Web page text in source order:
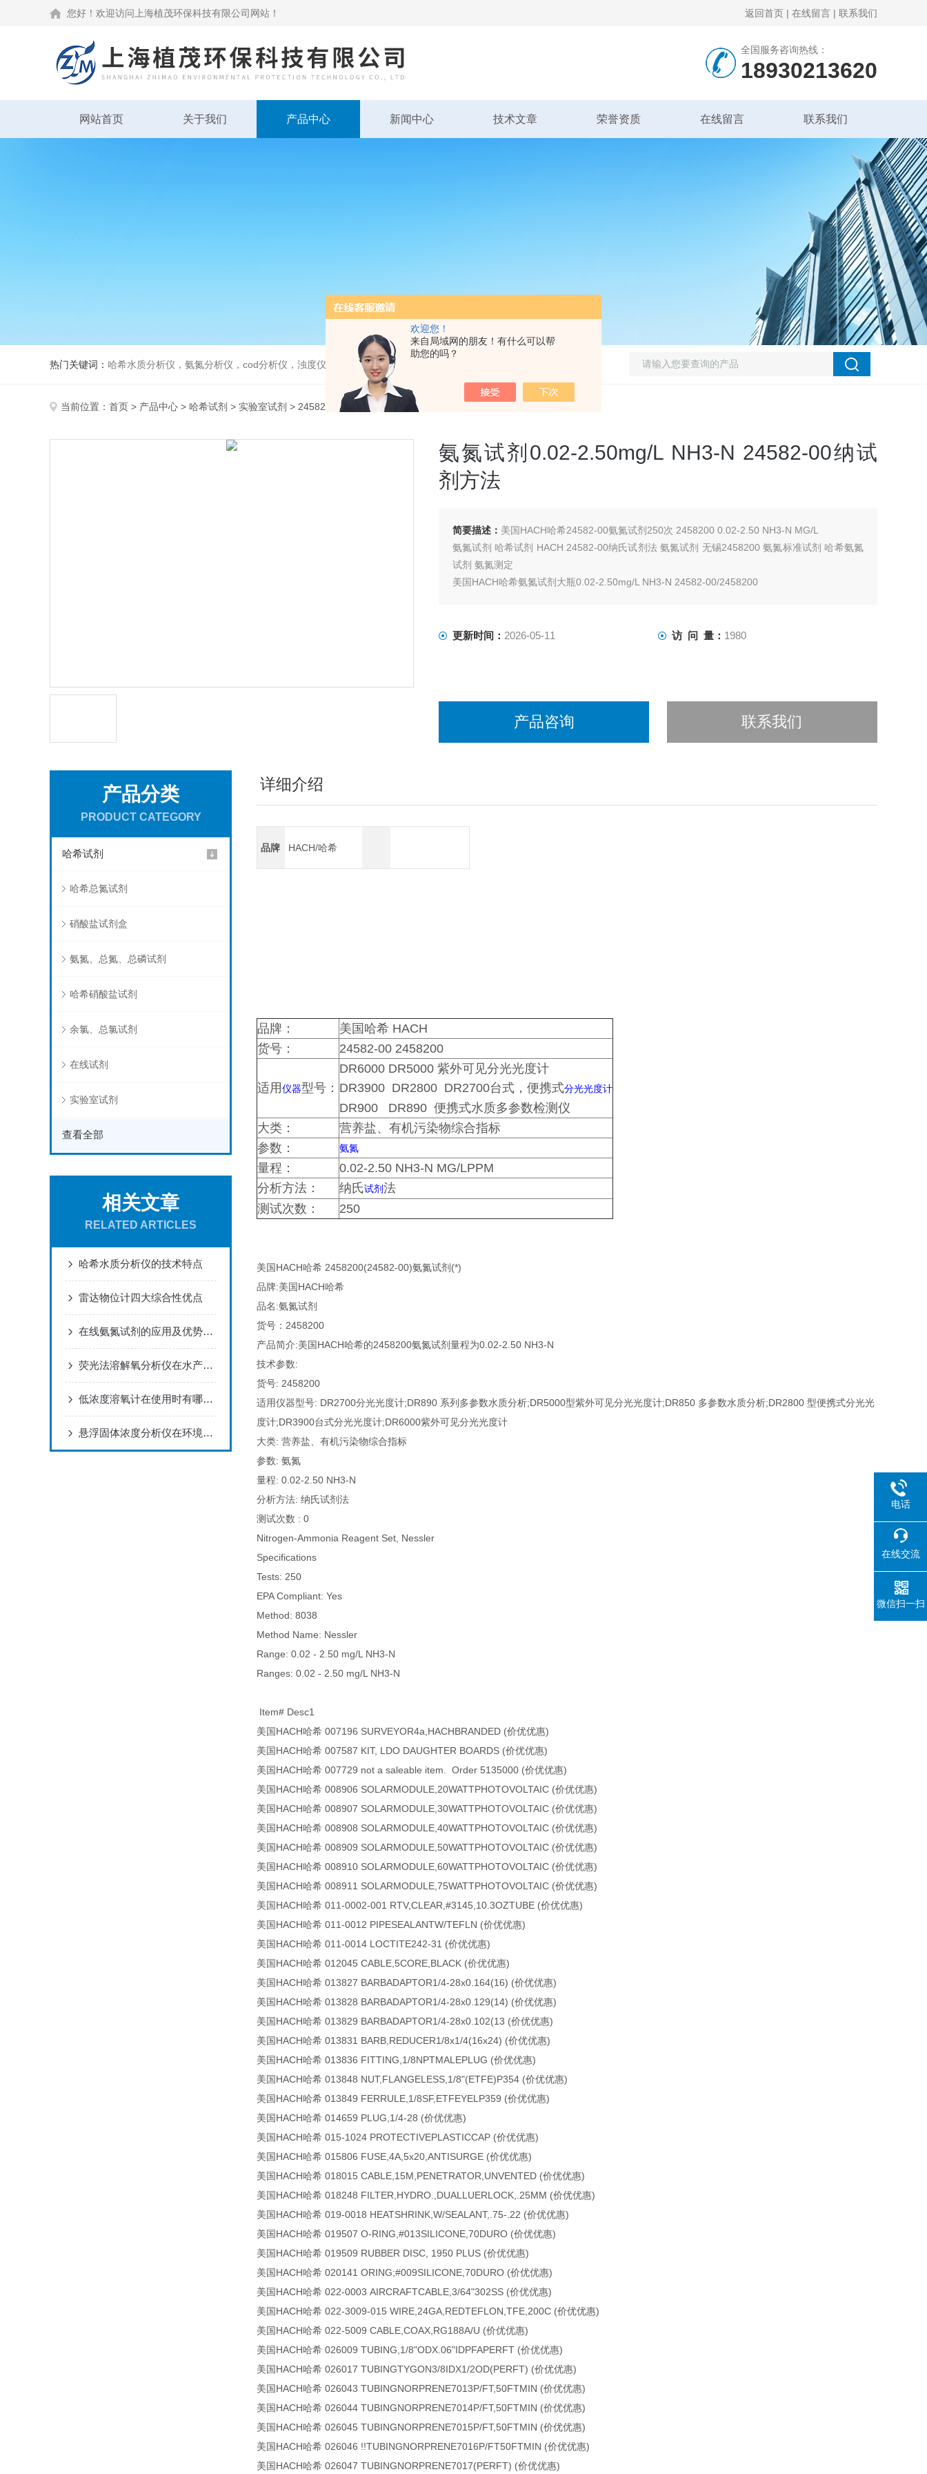
欢迎您！
来自局域网的朋友！有什么可以帮
助您的吗？
您好！欢迎访问上海植茂环保科技有限公司网站！ 返回首页 | 在线留言 | 联系我们
全国服务咨询热线：
18930213620
网站首页 关于我们 产品中心 新闻中心 技术文章 荣誉资质 在线留言 联系我们
热门关键词： 哈希水质分析仪，氨氮分析仪，cod分析仪，浊度仪，bod分析仪，溶解氧分析仪
当前位置： 首页 > 产品中心 > 哈希试剂 > 实验室试剂 > 2458200氨氮试剂0.02-2.50mg/L NH3-N 24582-00纳试剂方法
氨氮试剂0.02-2.50mg/L NH3-N 24582-00纳试
剂方法
简要描述： 美国HACH哈希24582-00氨氮试剂250次 2458200 0.02-2.50 NH3-N MG/L
氨氮试剂 哈希试剂 HACH 24582-00纳氏试剂法 氨氮试剂 无锡2458200 氨氮标准试剂 哈希氨氮
试剂 氨氮测定
美国HACH哈希氨氮试剂大瓶0.02-2.50mg/L NH3-N 24582-00/2458200
更新时间： 2026-05-11 访 问 量： 1980
产品咨询 联系我们
产品分类
PRODUCT CATEGORY
哈希试剂
哈希总氮试剂
硝酸盐试剂盒
氨氮、总氮、总磷试剂
哈希硝酸盐试剂
余氯、总氯试剂
在线试剂
实验室试剂
查看全部
相关文章
RELATED ARTICLES
哈希水质分析仪的技术特点
雷达物位计四大综合性优点
在线氨氮试剂的应用及优势，快来看下吧！
荧光法溶解氧分析仪在水产养殖中的应用
低浓度溶氧计在使用时有哪些注意事项？
悬浮固体浓度分析仪在环境监测中的应用
详细介绍
品牌 HACH/哈希
品牌：
美国哈希 HACH
货号：
24582-00 2458200
适用仪器型号：
DR6000 DR5000 紫外可见分光光度计
DR3900 DR2800 DR2700台式，便携式分光光度计
DR900 DR890 便携式水质多参数检测仪
大类：
营养盐、有机污染物综合指标
参数：
氨氮
量程：
0.02-2.50 NH3-N MG/LPPM
分析方法：
纳氏试剂法
测试次数：
250
美国HACH哈希 2458200(24582-00)氨氮试剂(*)
品牌:美国HACH哈希
品名:氨氮试剂
货号：2458200
产品简介:美国HACH哈希的2458200氨氮试剂量程为0.02-2.50 NH3-N
技术参数:
货号: 2458200
适用仪器型号: DR2700分光光度计;DR890 系列多参数水质分析;DR5000型紫外可见分光光度计;DR850 多参数水质分析;DR2800 型便携式分光光
度计;DR3900台式分光光度计;DR6000紫外可见分光光度计
大类: 营养盐、有机污染物综合指标
参数: 氨氮
量程: 0.02-2.50 NH3-N
分析方法: 纳氏试剂法
测试次数 : 0
Nitrogen-Ammonia Reagent Set, Nessler
Specifications
Tests: 250
EPA Compliant: Yes
Method: 8038
Method Name: Nessler
Range: 0.02 - 2.50 mg/L NH3-N
Ranges: 0.02 - 2.50 mg/L NH3-N
Item# Desc1
美国HACH哈希 007196 SURVEYOR4a,HACHBRANDED (价优优惠)
美国HACH哈希 007587 KIT, LDO DAUGHTER BOARDS (价优优惠)
美国HACH哈希 007729 not a saleable item. Order 5135000 (价优优惠)
美国HACH哈希 008906 SOLARMODULE,20WATTPHOTOVOLTAIC (价优优惠)
美国HACH哈希 008907 SOLARMODULE,30WATTPHOTOVOLTAIC (价优优惠)
美国HACH哈希 008908 SOLARMODULE,40WATTPHOTOVOLTAIC (价优优惠)
美国HACH哈希 008909 SOLARMODULE,50WATTPHOTOVOLTAIC (价优优惠)
美国HACH哈希 008910 SOLARMODULE,60WATTPHOTOVOLTAIC (价优优惠)
美国HACH哈希 008911 SOLARMODULE,75WATTPHOTOVOLTAIC (价优优惠)
美国HACH哈希 011-0002-001 RTV,CLEAR,#3145,10.3OZTUBE (价优优惠)
美国HACH哈希 011-0012 PIPESEALANTW/TEFLN (价优优惠)
美国HACH哈希 011-0014 LOCTITE242-31 (价优优惠)
美国HACH哈希 012045 CABLE,5CORE,BLACK (价优优惠)
美国HACH哈希 013827 BARBADAPTOR1/4-28x0.164(16) (价优优惠)
美国HACH哈希 013828 BARBADAPTOR1/4-28x0.129(14) (价优优惠)
美国HACH哈希 013829 BARBADAPTOR1/4-28x0.102(13 (价优优惠)
美国HACH哈希 013831 BARB,REDUCER1/8x1/4(16x24) (价优优惠)
美国HACH哈希 013836 FITTING,1/8NPTMALEPLUG (价优优惠)
美国HACH哈希 013848 NUT,FLANGELESS,1/8"(ETFE)P354 (价优优惠)
美国HACH哈希 013849 FERRULE,1/8SF,ETFEYELP359 (价优优惠)
美国HACH哈希 014659 PLUG,1/4-28 (价优优惠)
美国HACH哈希 015-1024 PROTECTIVEPLASTICCAP (价优优惠)
美国HACH哈希 015806 FUSE,4A,5x20,ANTISURGE (价优优惠)
美国HACH哈希 018015 CABLE,15M,PENETRATOR,UNVENTED (价优优惠)
美国HACH哈希 018248 FILTER,HYDRO.,DUALLUERLOCK,.25MM (价优优惠)
美国HACH哈希 019-0018 HEATSHRINK,W/SEALANT,.75-.22 (价优优惠)
美国HACH哈希 019507 O-RING,#013SILICONE,70DURO (价优优惠)
美国HACH哈希 019509 RUBBER DISC, 1950 PLUS (价优优惠)
美国HACH哈希 020141 ORING;#009SILICONE,70DURO (价优优惠)
美国HACH哈希 022-0003 AIRCRAFTCABLE,3/64"302SS (价优优惠)
美国HACH哈希 022-3009-015 WIRE,24GA,REDTEFLON,TFE,200C (价优优惠)
美国HACH哈希 022-5009 CABLE,COAX,RG188A/U (价优优惠)
美国HACH哈希 026009 TUBING,1/8"ODX.06"IDPFAPERFT (价优优惠)
美国HACH哈希 026017 TUBINGTYGON3/8IDX1/2OD(PERFT) (价优优惠)
美国HACH哈希 026043 TUBINGNORPRENE7013P/FT,50FTMIN (价优优惠)
美国HACH哈希 026044 TUBINGNORPRENE7014P/FT,50FTMIN (价优优惠)
美国HACH哈希 026045 TUBINGNORPRENE7015P/FT,50FTMIN (价优优惠)
美国HACH哈希 026046 !!TUBINGNORPRENE7016P/FT50FTMIN (价优优惠)
美国HACH哈希 026047 TUBINGNORPRENE7017(PERFT) (价优优惠)
电话
在线交流
微信扫一扫